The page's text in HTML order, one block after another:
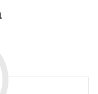
данных